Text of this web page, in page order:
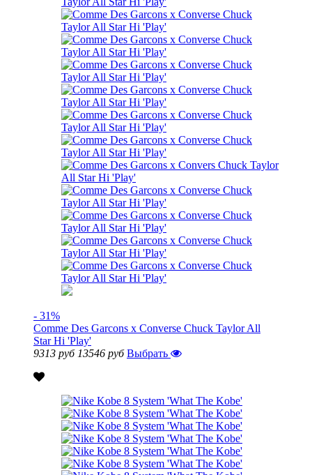
- 31%
Comme Des Garcons x Converse Chuck Taylor All
Star Hi 'Play'
9313 руб 13546 руб Выбрать